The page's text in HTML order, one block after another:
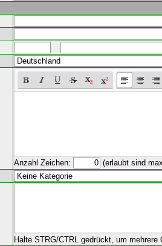
Anzahl Zeichen: (erlaubt sind
Halte STRG/CTRL gedrückt, um mehrere